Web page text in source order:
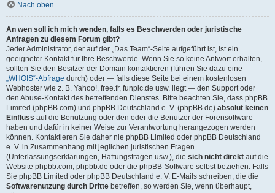
Nach oben
An wen soll ich mich wenden, falls es Beschwerden oder juristische
Anfragen zu diesem Forum gibt?
Jeder Administrator, der auf der „Das Team“-Seite aufgeführt ist, ist ein
geeigneter Kontakt für Ihre Beschwerde. Wenn Sie so keine Antwort erhalten,
sollten Sie den Besitzer der Domain kontaktieren (führen Sie dazu eine
„WHOIS“-Abfrage durch) oder — falls diese Seite bei einem kostenlosen
Webhoster wie z. B. Yahoo!, free.fr, funpic.de usw. liegt — den Support oder
den Abuse-Kontakt des betreffenden Dienstes. Bitte beachten Sie, dass phpBB
Limited (phpBB.com) und phpBB Deutschland e. V. (phpBB.de) absolut keinen
Einfluss auf die Benutzung oder den oder die Benutzer der Forensoftware
haben und dafür in keiner Weise zur Verantwortung herangezogen werden
können. Kontaktieren Sie daher nie phpBB Limited oder phpBB Deutschland
e. V. in Zusammenhang mit jeglichen juristischen Fragen
(Unterlassungserklärungen, Haftungsfragen usw.), die sich nicht direkt auf die
Website phpbb.com, phpbb.de oder die phpBB-Software selbst beziehen. Falls
Sie phpBB Limited oder phpBB Deutschland e. V. E-Mails schreiben, die die
Softwarenutzung durch Dritte betreffen, so werden Sie, wenn überhaupt,